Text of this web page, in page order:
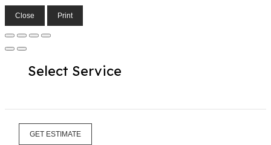
Close Print
Select Service
GET ESTIMATE